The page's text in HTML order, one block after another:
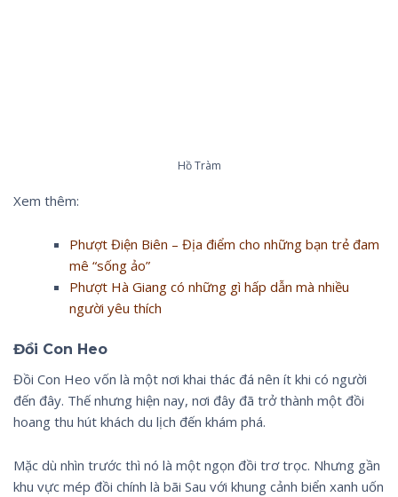
Hồ Tràm
Xem thêm:
Phượt Điện Biên – Địa điểm cho những bạn trẻ đam
mê “sống ảo”
Phượt Hà Giang có những gì hấp dẫn mà nhiều
người yêu thích
Đồi Con Heo
Đồi Con Heo vốn là một nơi khai thác đá nên ít khi có người
đến đây. Thế nhưng hiện nay, nơi đây đã trở thành một đồi
hoang thu hút khách du lịch đến khám phá.
Mặc dù nhìn trước thì nó là một ngọn đồi trơ trọc. Nhưng gần
khu vực mép đồi chính là bãi Sau với khung cảnh biển xanh uốn